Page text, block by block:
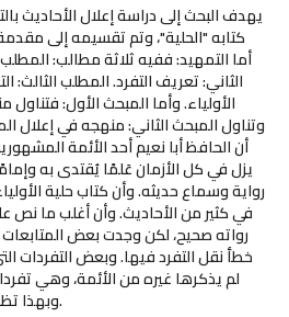
يهدف البحث إلى دراسة إعلال الأحاديث
كتابه "الحلية"، وتم تقسيمه إلى
أما التمهيد: ففيه ثلاثة مطالب:
الثاني: تعريف التفرد. المطلب الثالث:
الأولياء. وأما المبحث الأول: فتناول
وتناول المبحث الثاني: منهجه في إعلال
أن الحافظ أبا نعيم أحد الأئمة
يزل في كل الأزمان عَلمًا يُقتدى به
رواية وسماع حديثه. وأن كتاب حلية
في كثير من الأحاديث. وأن أغلب ما نص
رواته صحيح، لكن وجدت بعض
خطأ نقل التفرد فيها. وبعض التفردات
لم يذكرها غيره من الأئمة، وهي
وبهذا تظهر أهمية كتاب حلية الأولياء.